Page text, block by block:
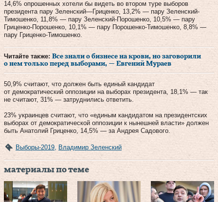
14,6% опрошенных хотели бы видеть во втором туре выборов
президента пару Зеленский—Гриценко, 13,2% — пару Зеленский-
Тимошенко, 11,8% — пару Зеленский-Порошенко, 10,5% — пару
Гриценко-Порошенко, 10,1% — пару Порошенко-Тимошенко, 8,8% —
пару Гриценко-Тимошенко.
Читайте также: Все знали о бизнесе на крови, но заговорили
о нем только перед выборами, — Евгений Мураев
50,9% считают, что должен быть единый кандидат
от демократический оппозиции на выборах президента, 18,1% — так
не считают, 31% — затруднились ответить.
23% украинцев считают, что «единым кандидатом на президентских
выборах от демократической оппозиции к нынешней власти» должен
быть Анатолий Гриценко, 14,5% — за Андрея Садового.
Выборы-2019 Владимир Зеленский
материалы по теме